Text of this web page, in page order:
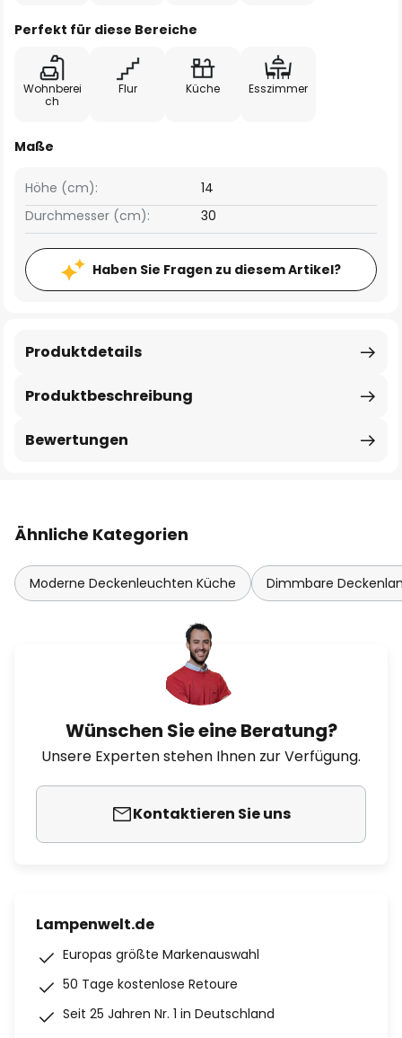
Perfekt für diese Bereiche
Wohnberei
ch
Flur Küche Esszimmer
Maße
Höhe (cm):
14
Durchmesser (cm):
30
Haben Sie Fragen zu diesem Artikel?
Produktbeschreibung
Produktdetails
Bewertungen
Ähnliche Kategorien
Moderne Deckenleuchten Küche Dimmbare
Wünschen Sie eine Beratung?
Unsere Experten stehen Ihnen zur Verfügung.
Kontaktieren Sie uns
Lampenwelt.de
Europas größte Markenauswahl
50 Tage kostenlose Retoure
Seit 25 Jahren Nr. 1 in Deutschland